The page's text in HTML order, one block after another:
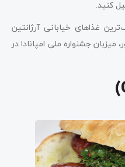
کنید.
غذاهای خیابانی آرژانتین
جشنواره ملی امپانادا در